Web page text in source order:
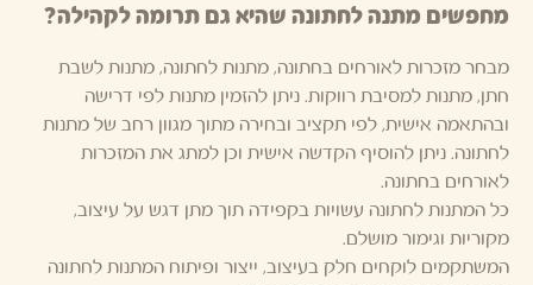
מחפשים מתנה לחתונה שהיא גם תרומה לקהילה?
מבחר מזכרות לאורחים בחתונה, מתנות לחתונה, מתנות לשבת
חתן, מתנות למסיבת רווקות. ניתן להזמין מתנות לפי דרישה
ובהתאמה אישית, לפי תקציב ובחירה מתוך מגוון רחב של מתנות
לחתונה. ניתן להוסיף הקדשה אישית וכן למתג את המזכרות
לאורחים בחתונה.
כל המתנות לחתונה עשויות בקפידה תוך מתן דגש על עיצוב,
מקוריות וגימור מושלם.
המשתקמים לוקחים חלק בעיצוב, ייצור ופיתוח המתנות לחתונה